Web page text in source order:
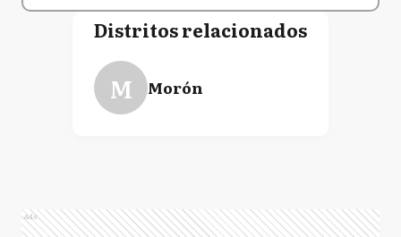
Distritos relacionados
M Morón
Ads